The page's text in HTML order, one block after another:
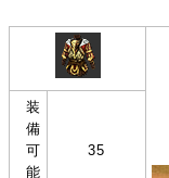
装
備
可
能
35